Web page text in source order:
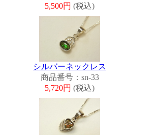
5,500円 (税込)
シルバーネックレス
商品番号：sn-33
5,720円 (税込)